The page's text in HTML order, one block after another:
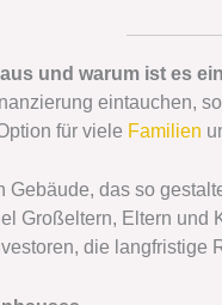
und warum ist es
eintauchen,
für viele Familien
Gebäude, das so
Großeltern, Eltern und
die langfristige